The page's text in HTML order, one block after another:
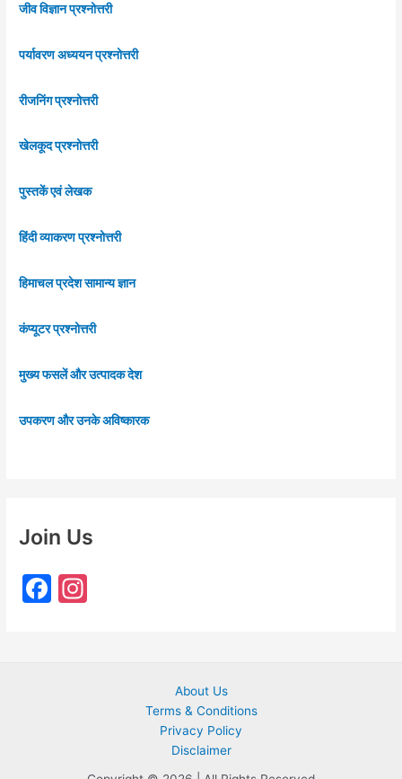
जीव विज्ञान प्रश्नोत्तरी
पर्यावरण अध्ययन प्रश्नोत्तरी
रीजनिंग प्रश्नोत्तरी
खेलकूद प्रश्नोत्तरी
पुस्तकें एवं लेखक
हिंदी व्याकरण प्रश्नोत्तरी
हिमाचल प्रदेश सामान्य ज्ञान
कंप्यूटर प्रश्नोत्तरी
मुख्य फसलें और उत्पादक देश
उपकरण और उनके अविष्कारक
Join Us
F
About Us
Terms & Conditions
Privacy Policy
Disclaimer